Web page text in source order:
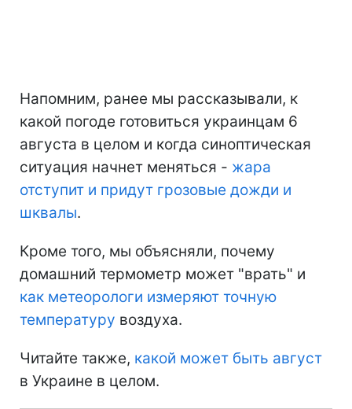
Напомним, ранее мы рассказывали, к
какой погоде готовиться украинцам 6
августа в целом и когда синоптическая
ситуация начнет меняться - жара
отступит и придут грозовые дожди и
шквалы.
Кроме того, мы объясняли, почему
домашний термометр может "врать" и
как метеорологи измеряют точную
температуру воздуха.
Читайте также, какой может быть август
в Украине в целом.